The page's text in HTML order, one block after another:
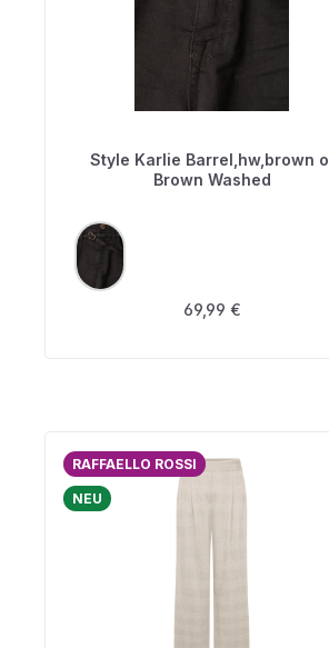
Style Karlie Barrel,hw,brown o,
Brown Washed
FARBE
Regulärer Preis:
69,99 €
RAFFAELLO ROSSI
NEU